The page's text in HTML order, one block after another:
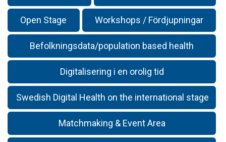
Open Stage Workshops / Fördjupningar
Befolkningsdata/population based health
Digitalisering i en orolig tid
Swedish Digital Health on the international stage
Matchmaking & Event Area